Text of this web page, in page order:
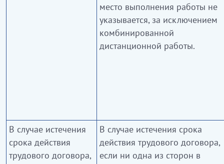
место выполнения работы не
указывается, за исключением
комбинированной
дистанционной работы.
В случае истечения
срока действия
трудового договора,
В случае истечения срока
действия трудового договора,
если ни одна из сторон в